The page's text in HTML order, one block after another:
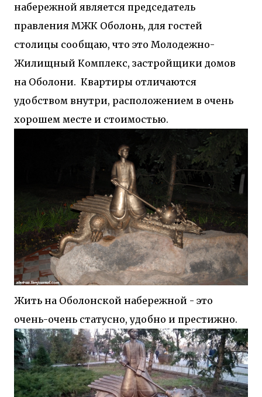
набережной является председатель
правления МЖК Оболонь, для гостей
столицы сообщаю, что это Молодежно-
Жилищный Комплекс, застройщики домов
на Оболони. Квартиры отличаются
удобством внутри, расположением в очень
хорошем месте и стоимостью.
Жить на Оболонской набережной - это
очень-очень статусно, удобно и престижно.